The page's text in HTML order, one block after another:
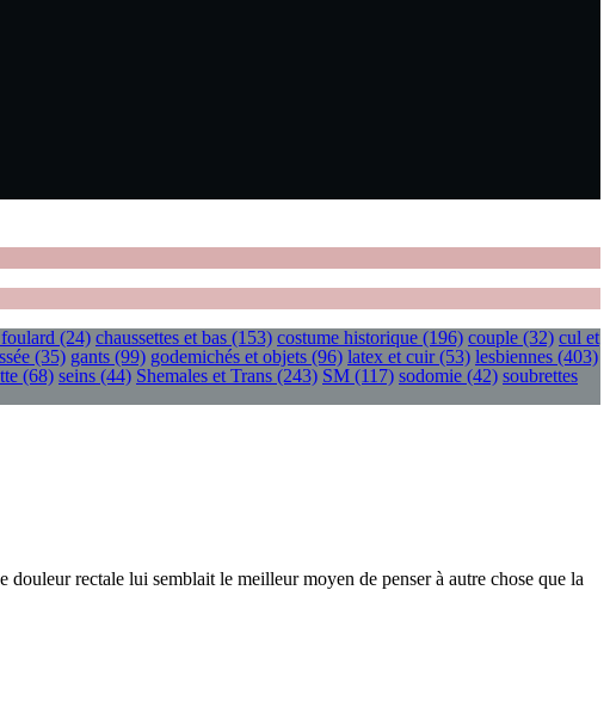
(24) chaussettes et bas (153) costume historique (196) couple (32) cul et
(35) gants (99) godemichés et objets (96) latex et cuir(53) lesbiennes (403)
(68) seins (44) Shemales et Trans (243) SM (117) sodomie (42) soubrettes
rectale lui semblait le meilleur moyen de penser à autre chose que la